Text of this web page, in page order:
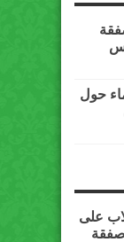
حول
على